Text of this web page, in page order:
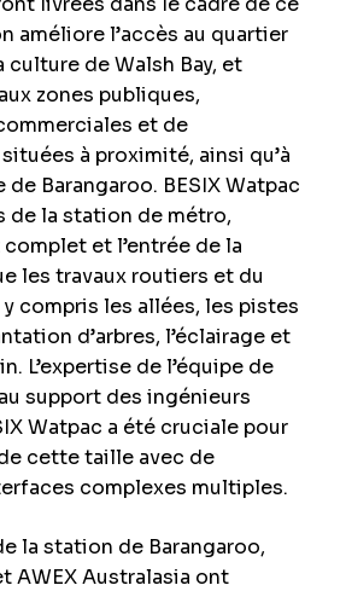
améliore l’accès au quartier
culture de Walsh Bay, et
zones publiques,
et de
à proximité, ainsi qu’à
Barangaroo. BESIX Watpac
de la station de métro,
complet et l’entrée de la
les travaux routiers et du
compris les allées, les pistes
d’arbres, l’éclairage et
L’expertise de l’équipe de
support des ingénieurs
Watpac a été cruciale pour
cette taille avec de
complexes multiples.
la station de Barangaroo,
AWEX Australasia ont